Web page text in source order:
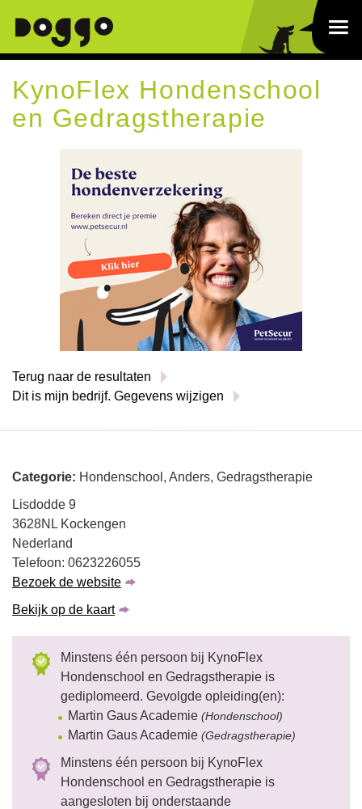
KynoFlex Hondenschool
en Gedragstherapie
Terug naar de resultaten
Dit is mijn bedrijf. Gegevens wijzigen
Categorie: Hondenschool, Anders, Gedragstherapie
Lisdodde 9
3628NL Kockengen
Nederland
Telefoon: 0623226055
Bezoek de website
Bekijk op de kaart
Minstens één persoon bij KynoFlex
Hondenschool en Gedragstherapie is
gediplomeerd. Gevolgde opleiding(en):
Martin Gaus Academie (Hondenschool)
Martin Gaus Academie (Gedragstherapie)
Minstens één persoon bij KynoFlex
Hondenschool en Gedragstherapie is
aangesloten bij onderstaande